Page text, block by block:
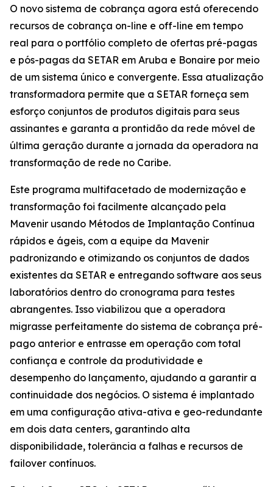
O novo sistema de cobrança agora está oferecendo
recursos de cobrança on-line e off-line em tempo
real para o portfólio completo de ofertas pré-pagas
e pós-pagas da SETAR em Aruba e Bonaire por meio
de um sistema único e convergente. Essa atualização
transformadora permite que a SETAR forneça sem
esforço conjuntos de produtos digitais para seus
assinantes e garanta a prontidão da rede móvel de
última geração durante a jornada da operadora na
transformação de rede no Caribe.
Este programa multifacetado de modernização e
transformação foi facilmente alcançado pela
Mavenir usando Métodos de Implantação Contínua
rápidos e ágeis, com a equipe da Mavenir
padronizando e otimizando os conjuntos de dados
existentes da SETAR e entregando software aos seus
laboratórios dentro do cronograma para testes
abrangentes. Isso viabilizou que a operadora
migrasse perfeitamente do sistema de cobrança pré-
pago anterior e entrasse em operação com total
confiança e controle da produtividade e
desempenho do lançamento, ajudando a garantir a
continuidade dos negócios. O sistema é implantado
em uma configuração ativa-ativa e geo-redundante
em dois data centers, garantindo alta
disponibilidade, tolerância a falhas e recursos de
failover contínuos.